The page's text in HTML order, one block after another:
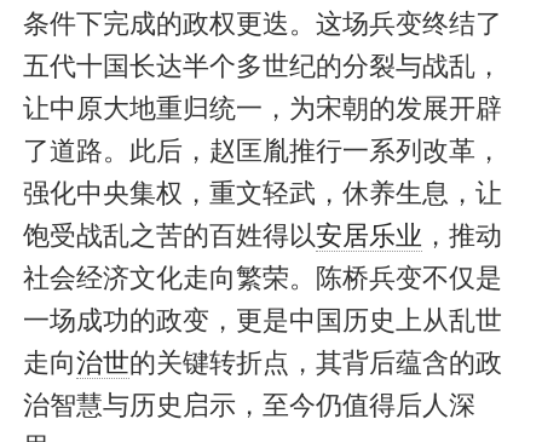
条件下完成的政权更迭。这场兵变终结了
五代十国长达半个多世纪的分裂与战乱，
让中原大地重归统一，为宋朝的发展开辟
了道路。此后，赵匡胤推行一系列改革，
强化中央集权，重文轻武，休养生息，让
饱受战乱之苦的百姓得以安居乐业 ，推动
社会经济文化走向繁荣。陈桥兵变不仅是
一场成功的政变，更是中国历史上从乱世
走向治世的关键转折点，其背后蕴含的政
治智慧与历史启示，至今仍值得后人深